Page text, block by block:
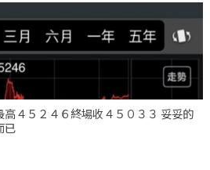
４５２４６終場收４５０３３ 妥妥的
已